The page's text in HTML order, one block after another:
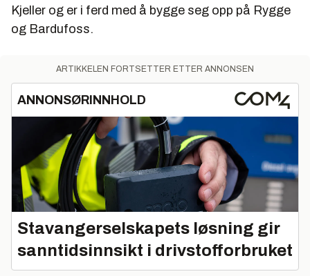
Kjeller og er i ferd med å bygge seg opp på Rygge
og Bardufoss.
ARTIKKELEN FORTSETTER ETTER ANNONSEN
ANNONSØRINNHOLD
Stavangerselskapets løsning gir
sanntidsinnsikt i drivstofforbruket